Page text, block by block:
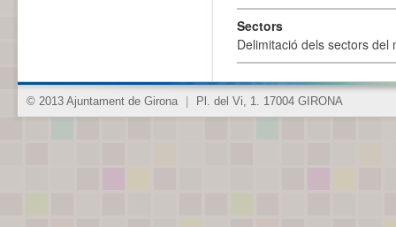
Sectors
Delimitació dels sectors del
© 2013 Ajuntament de Girona Pl. del Vi, 1. 17004 GIRONA